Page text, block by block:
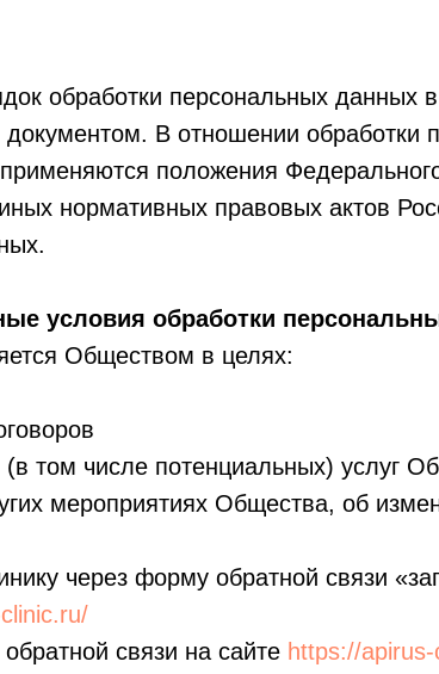
обработки персональных данных
В отношении обработки
положения
нормативных правовых актов
условия обработки
Обществом в целях:
том числе потенциальных) услуг
мероприятиях Общества, об
через форму обратной связи
связи на сайте https://